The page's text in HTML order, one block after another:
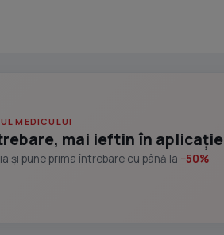
MEDICULUI
mai ieftin în aplicație
și pune prima întrebare cu până la −50%